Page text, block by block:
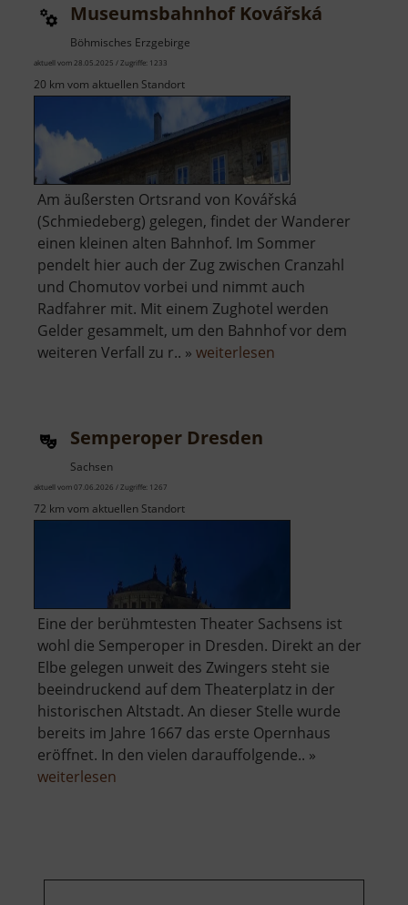
Museumsbahnhof Kovářská
Böhmisches Erzgebirge
aktuell vom 28.05.2025 / Zugriffe: 1233
20 km vom aktuellen Standort
Am äußersten Ortsrand von Kovářská
(Schmiedeberg) gelegen, findet der Wanderer
einen kleinen alten Bahnhof. Im Sommer
pendelt hier auch der Zug zwischen Cranzahl
und Chomutov vorbei und nimmt auch
Radfahrer mit. Mit einem Zughotel werden
Gelder gesammelt, um den Bahnhof vor dem
weiteren Verfall zu r.. » weiterlesen
Semperoper Dresden
Sachsen
aktuell vom 07.06.2026 / Zugriffe: 1267
72 km vom aktuellen Standort
Eine der berühmtesten Theater Sachsens ist
wohl die Semperoper in Dresden. Direkt an der
Elbe gelegen unweit des Zwingers steht sie
beeindruckend auf dem Theaterplatz in der
historischen Altstadt. An dieser Stelle wurde
bereits im Jahre 1667 das erste Opernhaus
eröffnet. In den vielen darauffolgende.. »
weiterlesen